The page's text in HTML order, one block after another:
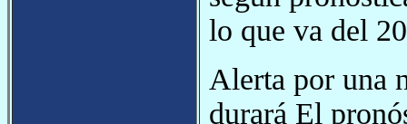
lo que va del
Alerta por una
durará El